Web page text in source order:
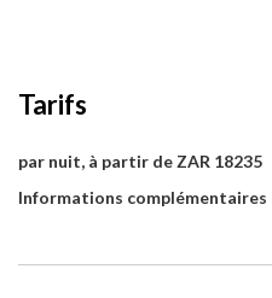
Tarifs
par nuit, à partir de ZAR 18235
Informations complémentaires